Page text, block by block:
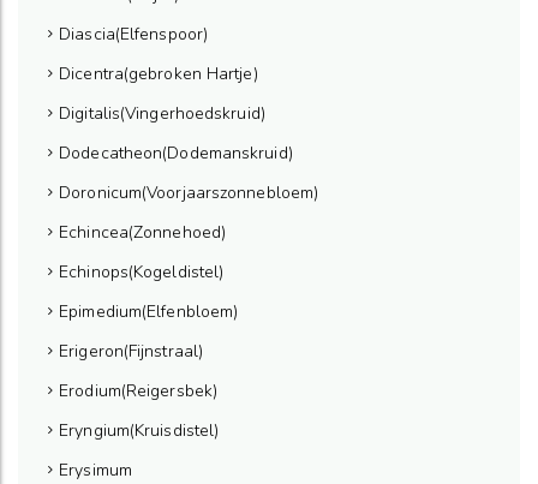
Diascia(Elfenspoor)
Dicentra(gebroken Hartje)
Digitalis(Vingerhoedskruid)
Dodecatheon(Dodemanskruid)
Doronicum(Voorjaarszonnebloem)
Echincea(Zonnehoed)
Echinops(Kogeldistel)
Epimedium(Elfenbloem)
Erigeron(Fijnstraal)
Erodium(Reigersbek)
Eryngium(Kruisdistel)
Erysimum